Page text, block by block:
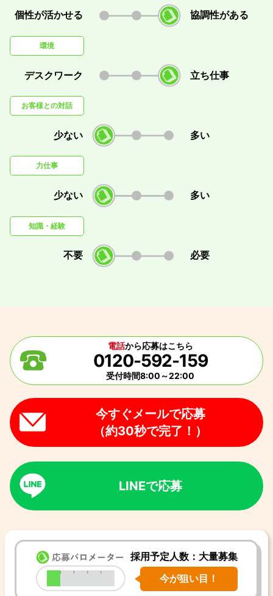
個性が活かせる 協調性がある
環境
デスクワーク 立ち仕事
お客様との対話
少ない 多い
力仕事
少ない 多い
知識・経験
不要 必要
電話から応募はこちら
0120-592-159
受付時間8:00～22:00
今すぐメールで応募
（約30秒で完了！）
LINEで応募
採用予定人数：大量募集
今が狙い目！